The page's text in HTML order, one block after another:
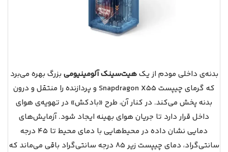
بدنه‌ی داخلی مودم از یکهیت‌سینک آلومینیومی بزرگ بهره می‌برد
که گرمای چیپست Snapdragon X55 و پردازنده را منتقل و درون
بدنه پخش می‌کند. در کنار آن، طرح «بادکش» در تهویه‌ی هوای
داخل قرار دارد تا جریان هوای بهینه ایجاد شود. آزمایش‌های
دمایی نشان داده در محیط‌هایی با دمای محیط تا ۴۵ درجه
سانتی‌گراد، دمای چیپست زیر ۸۵ درجه سانتی‌گراد باقی می‌ماند که